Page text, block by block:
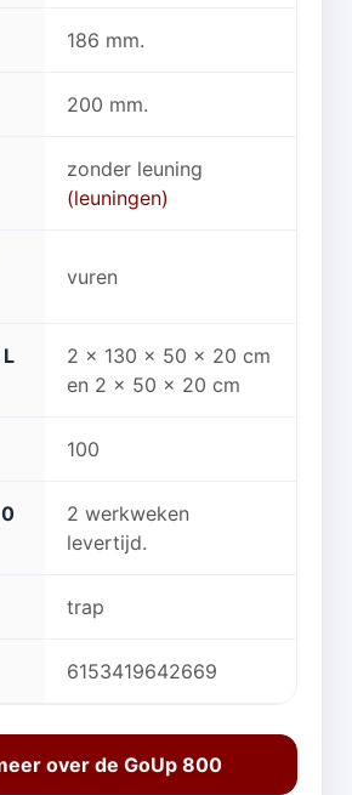
186 mm.
200 mm.
zonder leuning
(leuningen)
vuren
2 x 130 x 50 x 20 cm
en 2 x 50 x 20 cm
100
2 werkweken
levertijd.
trap
6153419642669
over de GoUp 800